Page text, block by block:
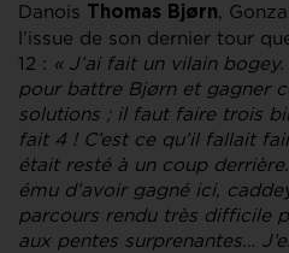
Danois
Thomas Bjørn,
l’issue de son dernier tour
12 : « J’ai fait un vilain
pour battre Bjørn et gagner
solutions ; il faut faire trois
fait 4 ! C’est ce qu’il fallait
était resté à un coup
ému d’avoir gagné ici,
parcours rendu très difficile
aux pentes surprenantes…